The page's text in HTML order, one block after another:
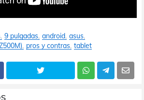
9 pulgadas android asus
pros y contras tablet